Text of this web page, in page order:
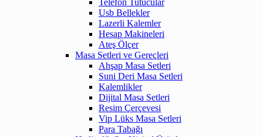
Usb Bellekler
Lazerli Kalemler
Hesap Makineleri
Ateş Ölçer
Masa Setleri ve Gereçleri
Ahşap Masa Setleri
Suni Deri Masa Setleri
Kalemlikler
Dijital Masa Setleri
Resim Çerçevesi
Vip Lüks Masa Setleri
Para Tabağı